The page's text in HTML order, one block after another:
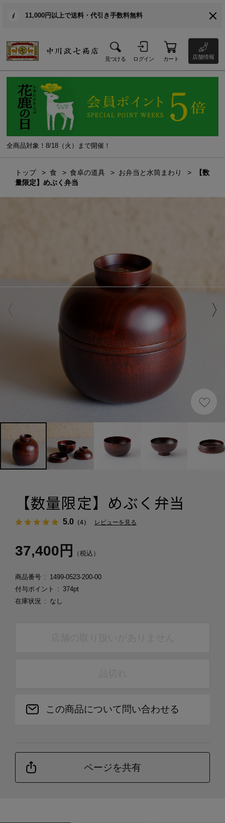
11,000円以上で送料・代引き手数料無料
見つける ログイン カート 店舗情報
全商品対象！8/18（火）まで開催！
トップ 食 食卓の道具 お弁当と水筒まわり
【数
量限定】めぶく弁当
【数量限定】めぶく弁当
5.0（4） レビューを見る
37,400円 （税込）
商品番号
1499-0523-200-00
付与ポイント
374pt
在庫状況
なし
この商品について問い合わせる
ページを共有